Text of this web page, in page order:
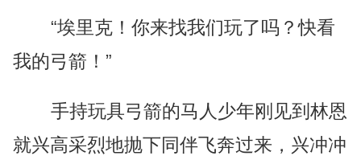
“埃里克！你来找我们玩了吗？快看
我的弓箭！”
手持玩具弓箭的马人少年刚见到林恩
就兴高采烈地抛下同伴飞奔过来，兴冲冲